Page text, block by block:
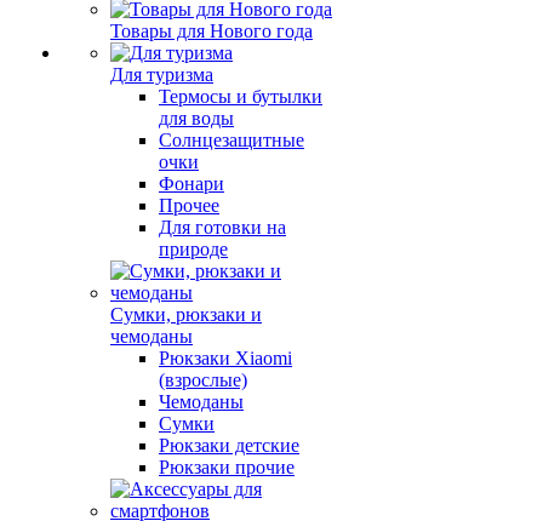
Товары для Нового года
Для туризма
Термосы и бутылки
для воды
Солнцезащитные
очки
Фонари
Прочее
Для готовки на
природе
Сумки, рюкзаки и
чемоданы
Рюкзаки Xiaomi
(взрослые)
Чемоданы
Сумки
Рюкзаки детские
Рюкзаки прочие